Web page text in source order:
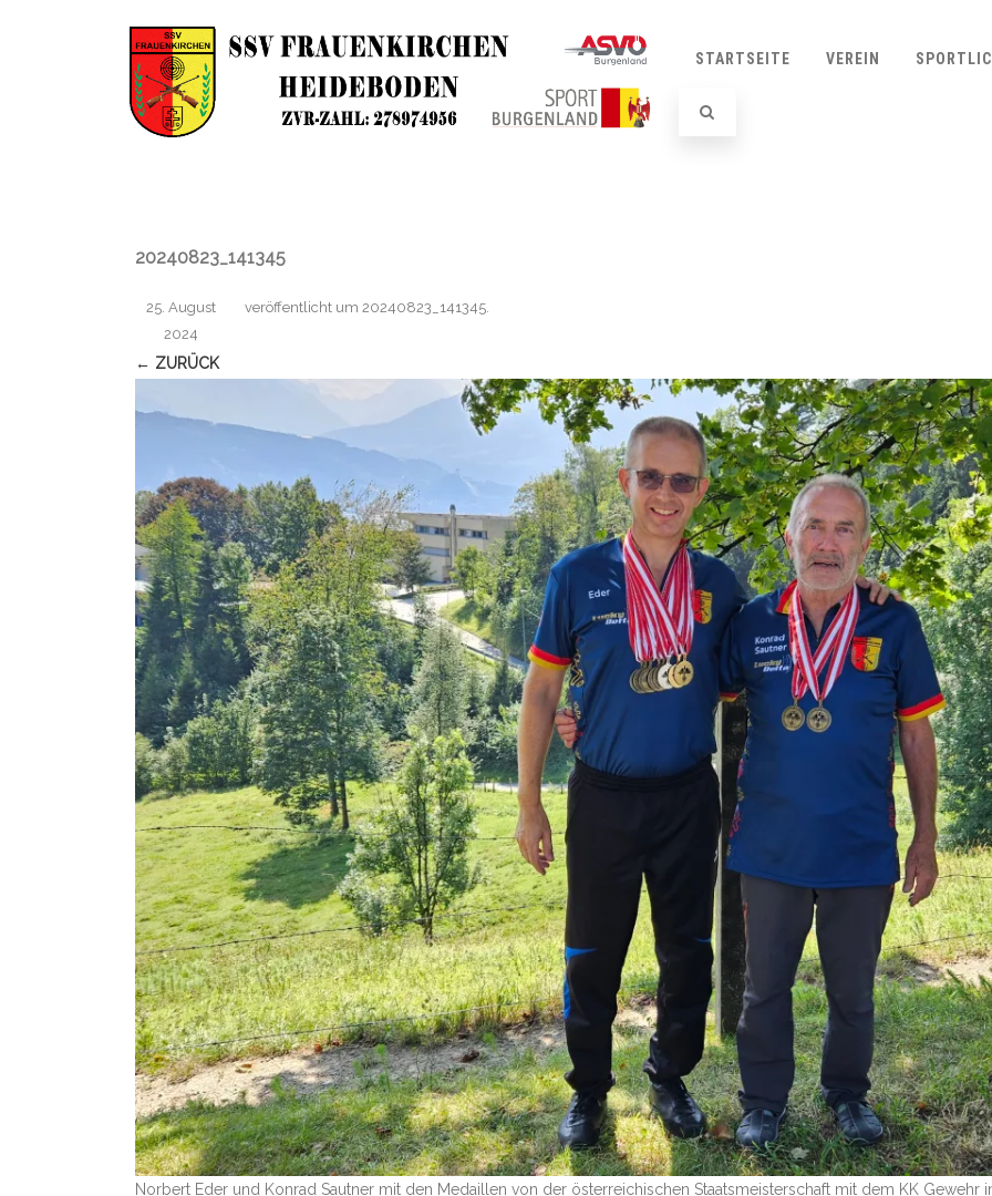
STARTSEITE VEREIN
20240823_141345
veröffentlicht
25. August
2024
um 20240823_141345.
← ZURÜCK
Norbert Eder und Konrad Sautner mit den Medaillen von der österreichischen Staatsmeisterschaft mit dem KK Gewehr